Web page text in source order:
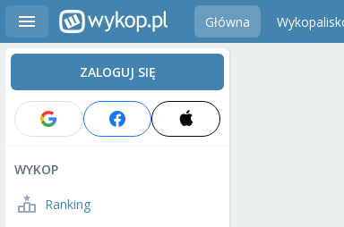
Główna
ZALOGUJ SIĘ
WYKOP
Ranking